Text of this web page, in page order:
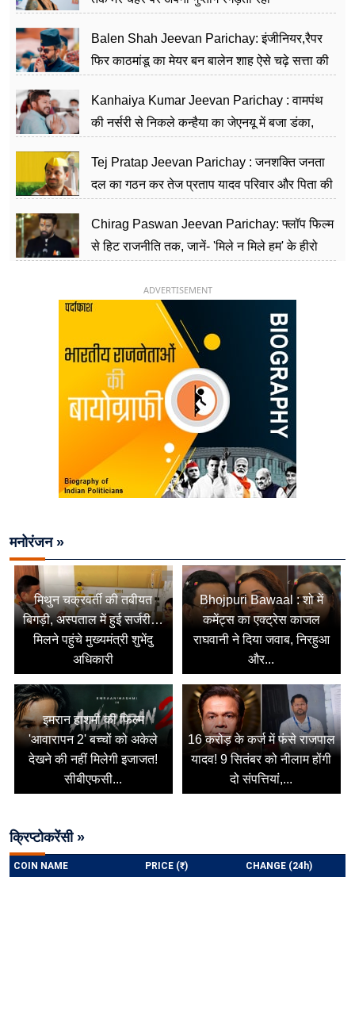
Balen Shah Jeevan Parichay: इंजीनियर,रैपर
फिर काठमांडू का मेयर बन बालेन शाह ऐसे चढ़े सत्ता की
Kanhaiya Kumar Jeevan Parichay : वामपंथ
की नर्सरी से निकले कन्हैया का जेएनयू में बजा डंका,
Tej Pratap Jeevan Parichay : जनशक्ति जनता
दल का गठन कर तेज प्रताप यादव परिवार और पिता की
Chirag Paswan Jeevan Parichay: फ्लॉप फिल्म
से हिट राजनीति तक, जानें- 'मिले न मिले हम' के हीरो
ADVERTISEMENT
मनोरंजन »
मिथुन चक्रवर्ती की तबीयत
बिगड़ी, अस्पताल में हुई सर्जरी…
मिलने पहुंचे मुख्यमंत्री शुभेंदु
अधिकारी
Bhojpuri Bawaal : शो में
कमेंट्स का एक्ट्रेस काजल
राघवानी ने दिया जवाब, निरहुआ
और...
इमरान हाशमी की फिल्म
'आवारापन 2' बच्चों को अकेले
देखने की नहीं मिलेगी इजाजत!
सीबीएफसी...
16 करोड़ के कर्ज में फंसे राजपाल
यादव! 9 सितंबर को नीलाम होंगी
दो संपत्तियां,...
क्रिप्टोकरेंसी »